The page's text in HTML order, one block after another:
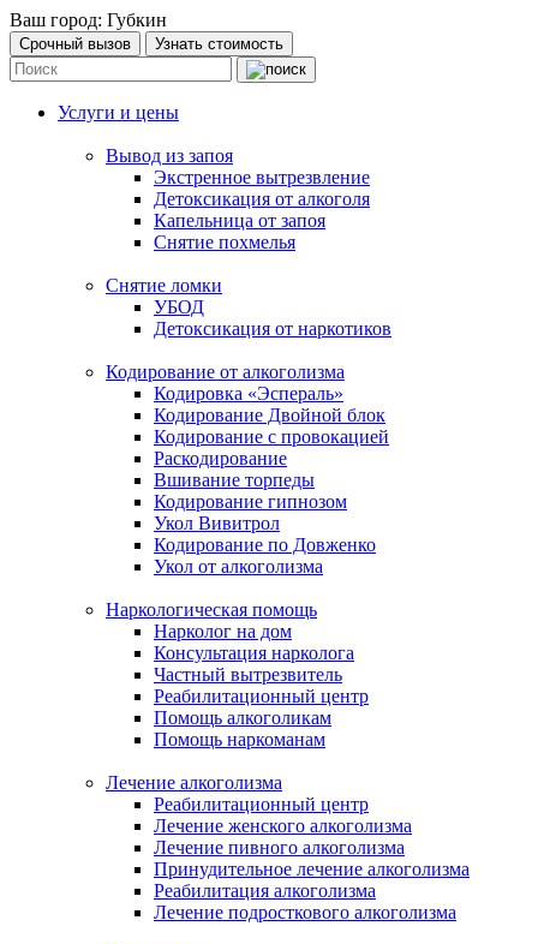
Ваш город: Губкин
Срочный вызов Узнать стоимость
Услуги и цены
Вывод из запоя
Экстренное вытрезвление
Детоксикация от алкоголя
Капельница от запоя
Снятие похмелья
Снятие ломки
УБОД
Детоксикация от наркотиков
Кодирование от алкоголизма
Кодировка «Эспераль»
Кодирование Двойной блок
Кодирование с провокацией
Раскодирование
Вшивание торпеды
Кодирование гипнозом
Укол Вивитрол
Кодирование по Довженко
Укол от алкоголизма
Наркологическая помощь
Нарколог на дом
Консультация нарколога
Частный вытрезвитель
Реабилитационный центр
Помощь алкоголикам
Помощь наркоманам
Лечение алкоголизма
Реабилитационный центр
Лечение женского алкоголизма
Лечение пивного алкоголизма
Принудительное лечение алкоголизма
Реабилитация алкоголизма
Лечение подросткового алкоголизма